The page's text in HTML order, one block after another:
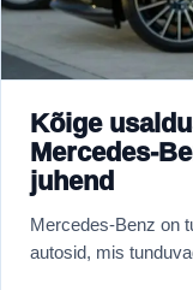
Kõige
Mercedes-
juhend
Mercedes-Benz on
autosid, mis